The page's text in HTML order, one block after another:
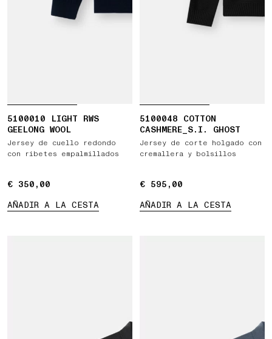
5100010 LIGHT RWS
GEELONG WOOL
Jersey de cuello redondo
con ribetes empalmillados
€ 350,00
€ 350,00
AÑADIR A LA CESTA
5100048 COTTON
CASHMERE_S.I. GHOST
Jersey de corte holgado con
cremallera y bolsillos
€ 595,00
€ 595,00
AÑADIR A LA CESTA